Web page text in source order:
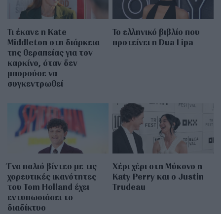
Τι έκανε η Kate
Middleton στη διάρκεια
της θεραπείας για τον
καρκίνο, όταν δεν
μπορούσε να
συγκεντρωθεί
Το ελληνικό βιβλίο που
προτείνει η Dua Lipa
Ένα παλιό βίντεο με τις
χορευτικές ικανότητες
του Tom Holland έχει
εντυπωσιάσει το
διαδίκτυο
Χέρι χέρι στη Μύκονο η
Katy Perry και ο Justin
Trudeau